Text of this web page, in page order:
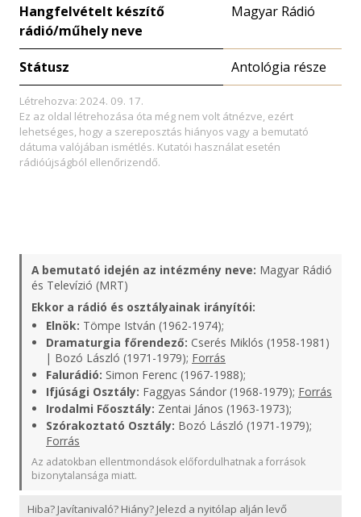
Hangfelvételt készítő
rádió/műhely neve
Magyar Rádió
Státusz Antológia része
Létrehozva: 2024. 09. 17.
Ez az oldal létrehozása óta még nem volt átnézve, ezért
lehetséges, hogy a szereposztás hiányos vagy a bemutató
dátuma valójában ismétlés. Kutatói használat esetén
rádióújságból ellenőrizendő.
A bemutató idején az intézmény neve: Magyar Rádió
és Televízió (MRT)
Ekkor a rádió és osztályainak irányítói:
Elnök: Tömpe István (1962-1974);
Dramaturgia főrendező: Cserés Miklós (1958-1981)
| Bozó László (1971-1979); Forrás
Falurádió: Simon Ferenc (1967-1988);
Ifjúsági Osztály: Faggyas Sándor (1968-1979); Forrás
Irodalmi Főosztály: Zentai János (1963-1973);
Szórakoztató Osztály: Bozó László (1971-1979);
Forrás
Az adatokban ellentmondások előfordulhatnak a források
bizonytalansága miatt.
Hiba? Javítanivaló? Hiány? Jelezd a nyitólap alján levő